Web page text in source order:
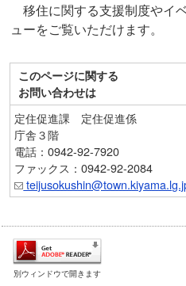
移住に関する支援制度やイ
ューをご覧いただけます。
このページに関する
お問い合わせは
定住促進課 定住促進係
庁舎３階
電話：0942-92-7920
ファックス：0942-92-2084
別ウィンドウで開きます